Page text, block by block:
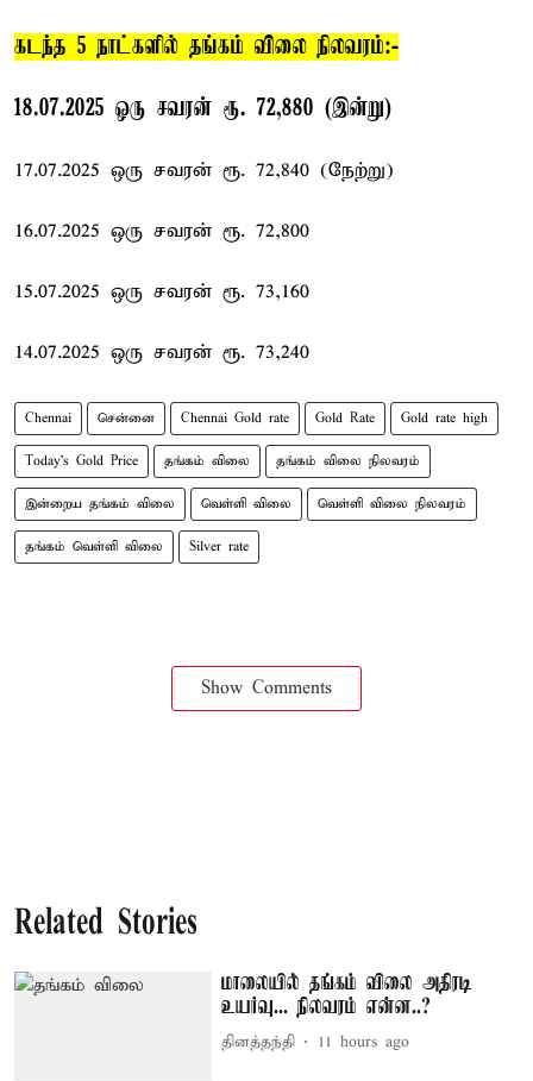
கடந்த 5 நாட்களில் தங்கம் விலை நிலவரம்:-
18.07.2025 ஒரு சவரன் ரூ. 72,880 (இன்று)
17.07.2025 ஒரு சவரன் ரூ. 72,840 (நேற்று)
16.07.2025 ஒரு சவரன் ரூ. 72,800
15.07.2025 ஒரு சவரன் ரூ. 73,160
14.07.2025 ஒரு சவரன் ரூ. 73,240
Chennai சென்னை Chennai Gold rate Gold Rate Gold rate high
Today's Gold Price தங்கம் விலை தங்கம் விலை நிலவரம்
இன்றைய தங்கம் விலை வெள்ளி விலை வெள்ளி விலை நிலவரம்
தங்கம் வெள்ளி விலை Silver rate
Show Comments
Related Stories
மாலையில் தங்கம் விலை அதிரடி
உயர்வு... நிலவரம் என்ன..?
தினத்தந்தி 11 hours ago